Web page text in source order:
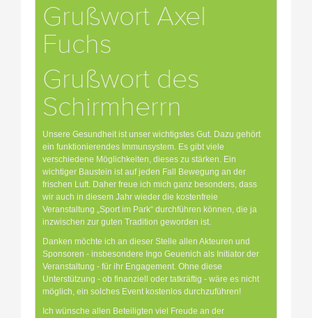
Grußwort Axel
Fuchs
Grußwort des
Schirmherrn
Unsere Gesundheit ist unser wichtigstes Gut. Dazu gehört
ein funktionierendes Immunsystem. Es gibt viele
verschiedene Möglichkeiten, dieses zu stärken. Ein
wichtiger Baustein ist auf jeden Fall Bewegung an der
frischen Luft. Daher freue ich mich ganz besonders, dass
wir auch in diesem Jahr wieder die kostenfreie
Veranstaltung „Sport im Park“ durchführen können, die ja
inzwischen zur guten Tradition geworden ist.
Danken möchte ich an dieser Stelle allen Akteuren und
Sponsoren - insbesondere Ingo Geuenich als Initiator der
Veranstaltung - für ihr Engagement. Ohne diese
Unterstützung - ob finanziell oder tatkräftig - wäre es nicht
möglich, ein solches Event kostenlos durchzuführen!
Ich wünsche allen Beteiligten viel Freude an der